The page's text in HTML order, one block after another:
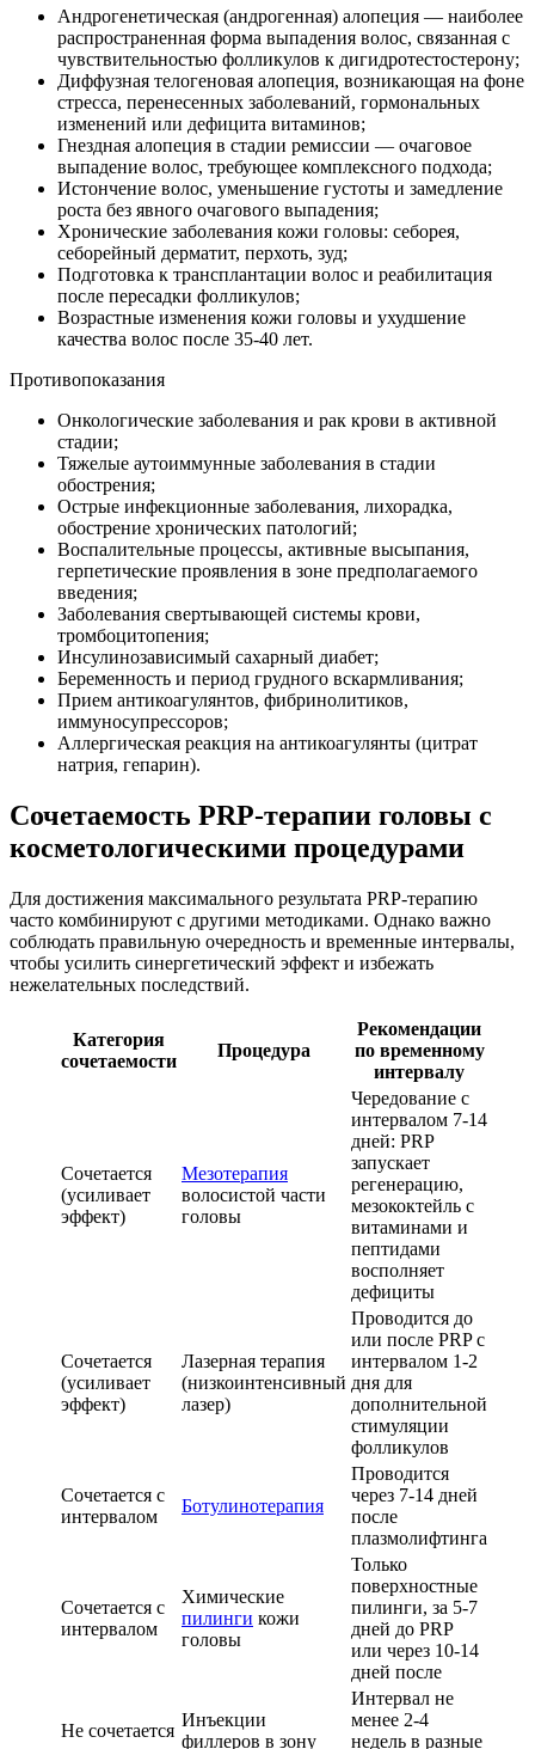
Андрогенетическая (андрогенная) алопеция — наиболее
распространенная форма выпадения волос, связанная с
чувствительностью фолликулов к дигидротестостерону;
Диффузная телогеновая алопеция, возникающая на фоне
стресса, перенесенных заболеваний, гормональных
изменений или дефицита витаминов;
Гнездная алопеция в стадии ремиссии — очаговое
выпадение волос, требующее комплексного подхода;
Истончение волос, уменьшение густоты и замедление
роста без явного очагового выпадения;
Хронические заболевания кожи головы: себорея,
себорейный дерматит, перхоть, зуд;
Подготовка к трансплантации волос и реабилитация
после пересадки фолликулов;
Возрастные изменения кожи головы и ухудшение
качества волос после 35-40 лет.
Противопоказания
Онкологические заболевания и рак крови в активной
стадии;
Тяжелые аутоиммунные заболевания в стадии
обострения;
Острые инфекционные заболевания, лихорадка,
обострение хронических патологий;
Воспалительные процессы, активные высыпания,
герпетические проявления в зоне предполагаемого
введения;
Заболевания свертывающей системы крови,
тромбоцитопения;
Инсулинозависимый сахарный диабет;
Беременность и период грудного вскармливания;
Прием антикоагулянтов, фибринолитиков,
иммуносупрессоров;
Аллергическая реакция на антикоагулянты (цитрат
натрия, гепарин).
Сочетаемость PRP-терапии головы с
косметологическими процедурами
Для достижения максимального результата PRP-терапию
часто комбинируют с другими методиками. Однако важно
соблюдать правильную очередность и временные интервалы,
чтобы усилить синергетический эффект и избежать
нежелательных последствий.
Категория
сочетаемости
Процедура
Рекомендации
по временному
интервалу
Сочетается
(усиливает
эффект)
Мезотерапия
волосистой части
головы
Чередование с
интервалом 7-14
дней: PRP
запускает
регенерацию,
мезококтейль с
витаминами и
пептидами
восполняет
дефициты
Сочетается
(усиливает
эффект)
Лазерная терапия
(низкоинтенсивный
лазер)
Проводится до
или после PRP с
интервалом 1-2
дня для
дополнительной
стимуляции
фолликулов
Сочетается с
интервалом
Ботулинотерапия
Проводится
через 7-14 дней
после
плазмолифтинга
Сочетается с
интервалом
Химические
пилинги кожи
головы
Только
поверхностные
пилинги, за 5-7
дней до PRP
или через 10-14
дней после
Не сочетается
Инъекции
филлеров в зону
Интервал не
менее 2-4
недель в разные